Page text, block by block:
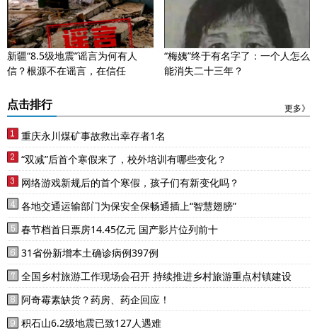
新疆“8.5级地震”谣言为何有人
信？根源不在谣言，在信任
“梅姨”终于有名字了：一个人怎么
能消失二十三年？
点击排行 更多》
重庆永川煤矿事故救出幸存者1名
“双减”后首个寒假来了，校外培训有哪些变化？
网络游戏新规后的首个寒假，孩子们有新变化吗？
各地交通运输部门为保安全保畅通插上“智慧翅膀”
春节档首日票房14.45亿元 国产影片位列前十
31省份新增本土确诊病例397例
全国乡村旅游工作现场会召开 持续推进乡村旅游重点村镇建设
阿奇霉素缺货？药房、药企回应！
积石山6.2级地震已致127人遇难